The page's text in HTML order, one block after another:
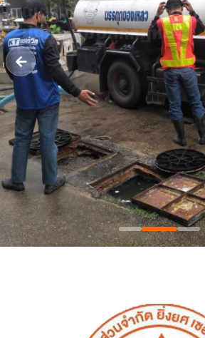
ปฏิกูล แบบถูกกฏหมาย
รถดูดส้วม​นนทบุรี รับดูดสิ่งปฏิกูล​ แก้ไขท่อตัน
บริการส่งน้ำ รับงานในเขตจังหวัดนนทบุรี รถบ
ปฏิกูล)​ ได้รับใบอนุญาตให้รับทำการเก็บขน​ [..]
โทร 09-23795636 แชท LINE